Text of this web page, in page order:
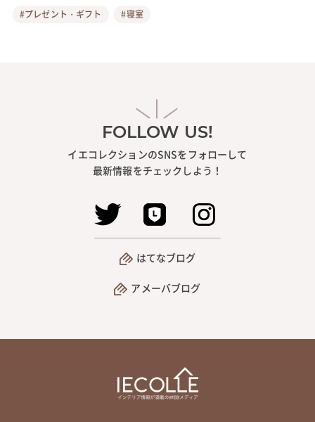
#プレゼント・ギフト
#寝室
FOLLOW US!
イエコレクションのSNSをフォローして
最新情報をチェックしよう！
はてなブログ
アメーバブログ